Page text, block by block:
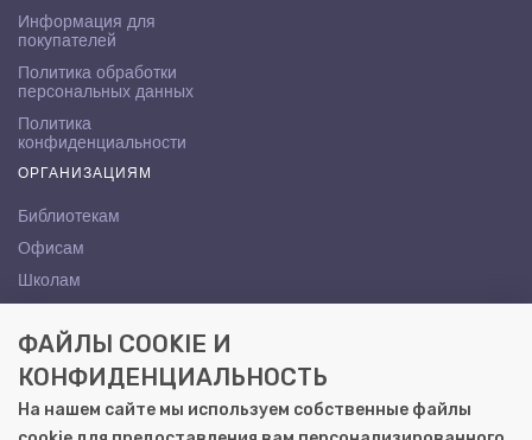
Информация для
покупателей
Политика обработки
персональных данных
Политика
конфиденциальности
ОРГАНИЗАЦИЯМ
Библиотекам
Офисам
Школам
КОНТАКТЫ
Саратов, ул. Осипова, 10А
+7 (8452) 72-65-65
ФАЙЛЫ COOKIE И
КОНФИДЕНЦИАЛЬНОСТЬ
На нашем сайте мы используем собственные файлы